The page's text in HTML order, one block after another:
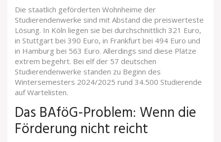
Die staatlich geförderten Wohnheime der
Studierendenwerke sind mit Abstand die preiswerteste
Lösung. In Köln liegen sie bei durchschnittlich 321 Euro,
in Stuttgart bei 390 Euro, in Frankfurt bei 494 Euro und
in Hamburg bei 563 Euro. Allerdings sind diese Plätze
extrem begehrt. Bei elf der 57 deutschen
Studierendenwerke standen zu Beginn des
Wintersemesters 2024/2025 rund 34.500 Studierende
auf Wartelisten.
Das BAföG-Problem: Wenn die
Förderung nicht reicht